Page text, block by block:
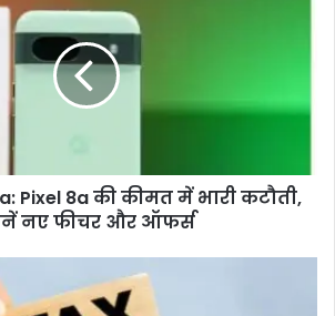
Pixel 8a की कीमत में भारी कटौती,
नए फीचर और ऑफर्स